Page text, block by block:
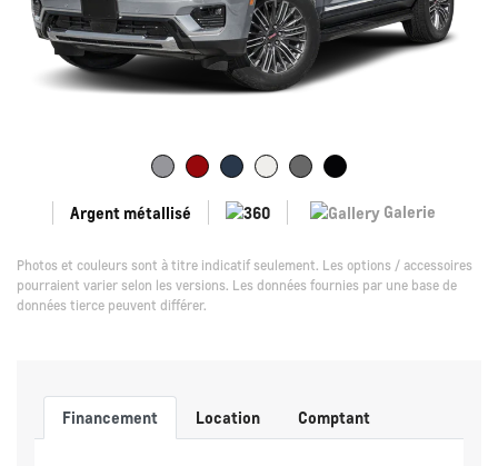
Argent métallisé Galerie
Photos et couleurs sont à titre indicatif seulement. Les options / accessoires
pourraient varier selon les versions. Les données fournies par une base de
données tierce peuvent différer.
Financement Location Comptant